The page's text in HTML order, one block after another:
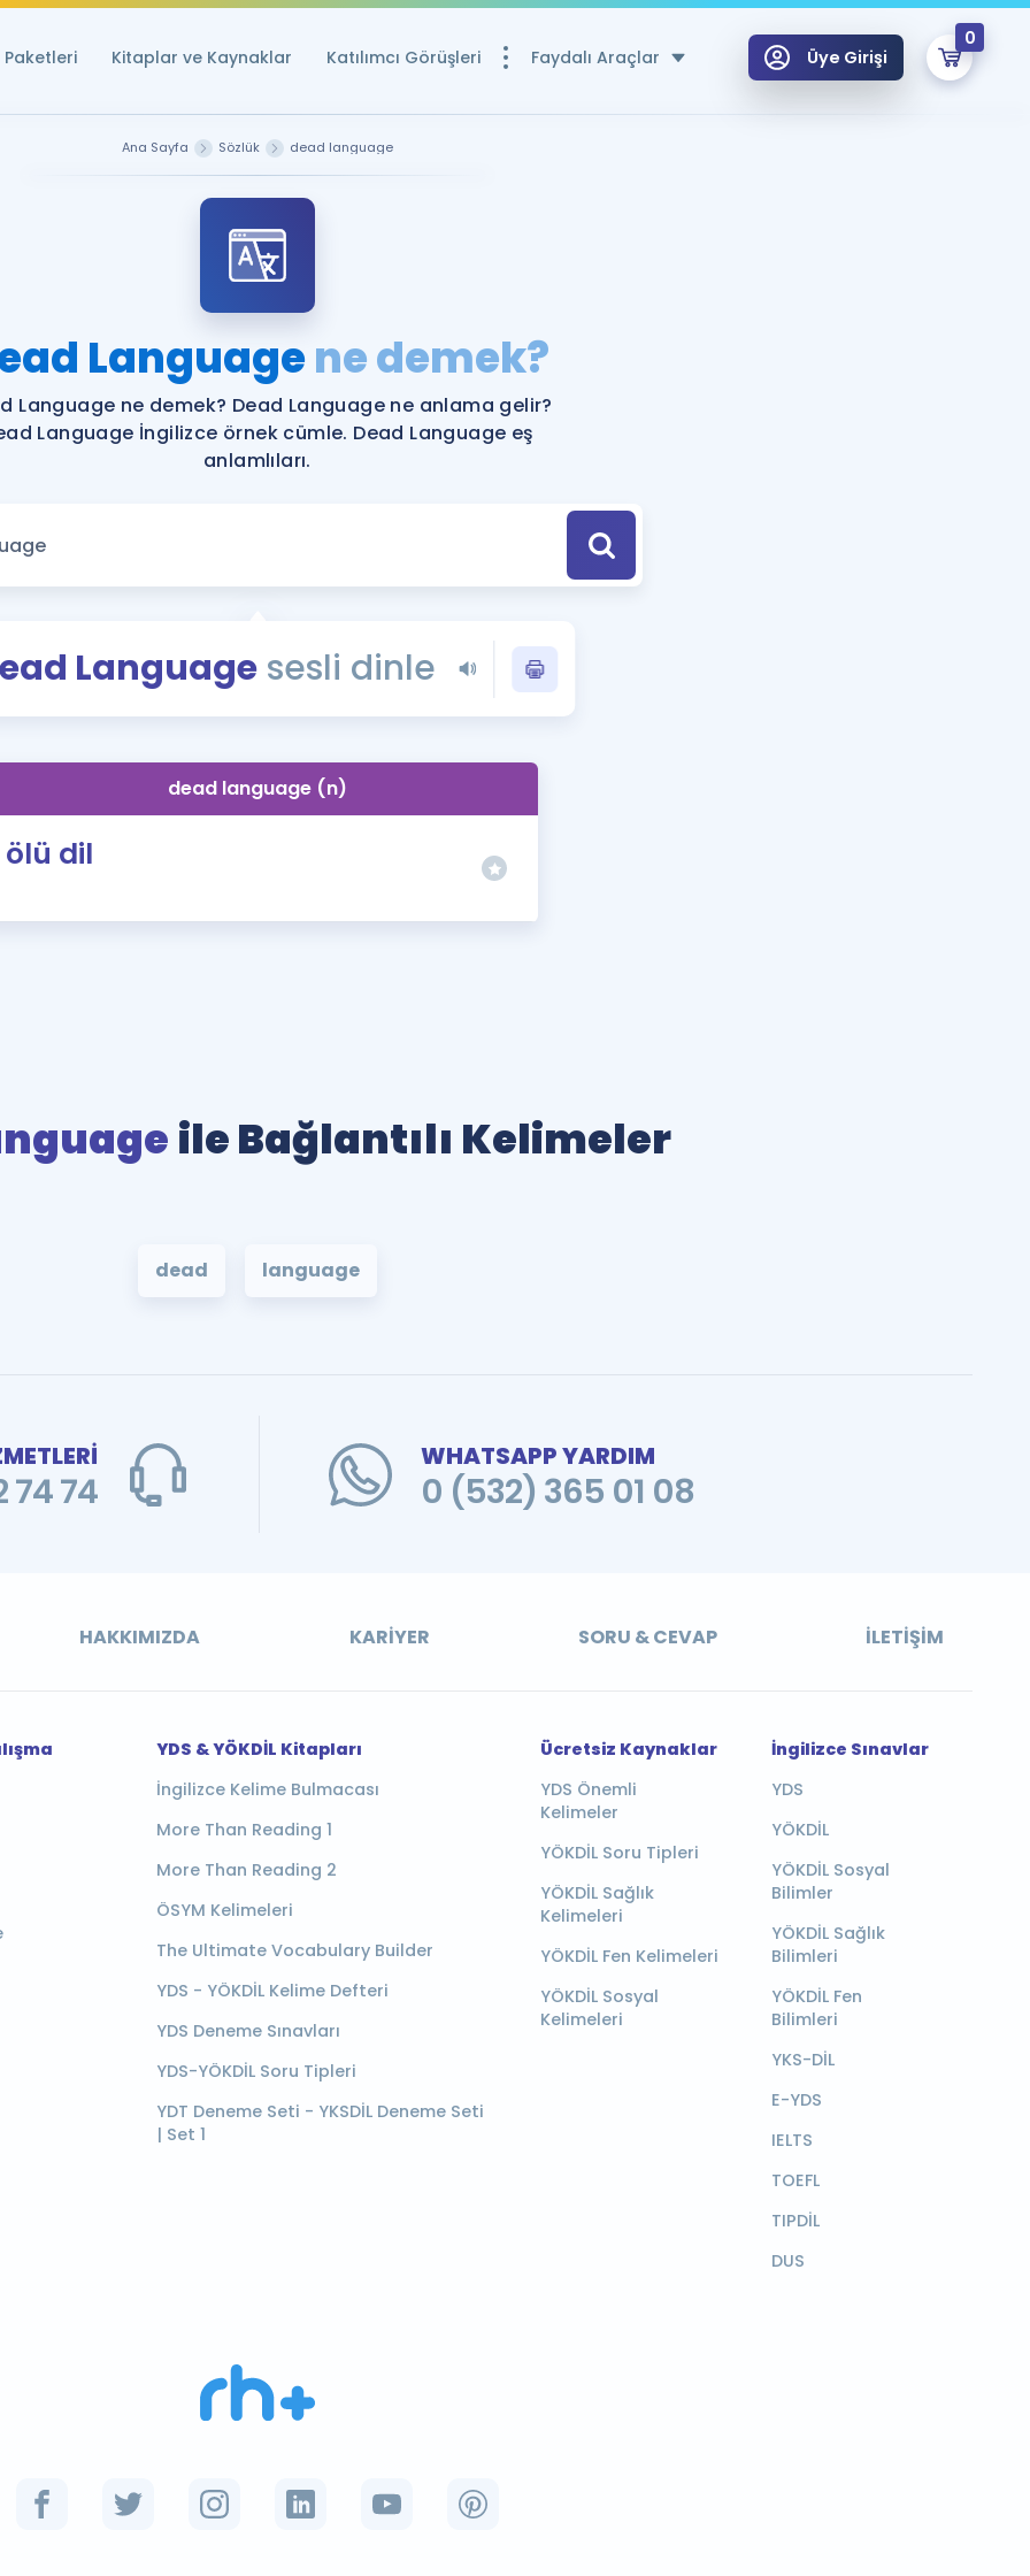
Paketleri Kitaplar ve Kaynaklar Katılımcı Görüşleri Faydalı Araçlar
Ücretsiz Kaynaklar
YDS ve YÖKDİL için Ücretsiz Kaynaklar
YDS ve YÖKDİL Puan Hesaplama Aracı
YDS ve YÖKDİL'e Hazırlananlar için Öneriler
Eğitim ve Kitaplara Özel Fırsatlar
YDS - YÖKDİL Tüm Sınavlarla İlgili Haberler
İngilizce Gramer
İngilizce Gramer ve Konu Anlatımı
Üye Girişi
0
Remzi Hoca ile seni sınava hazırlayacak onlarca eğitim seni bekliyor!
Ana Sayfa Sözlük dead language
Languagene demek?
Language ne demek? Dead Language ne anlama gelir?
Language İngilizce örnek cümle. Dead Language eş
anlamlıları.
Language sesli dinle
dead language (n)
ölü dil
ile Bağlantılı Kelimeler
dead language
74
WHATSAPP YARDIM
0 (532) 365 01 08
HAKKIMIZDA KARIYER SORU & CEVAP İLETIŞIM
YDS & YÖKDİL Kitapları
İngilizce Kelime Bulmacası
More Than Reading 1
More Than Reading 2
ÖSYM Kelimeleri
The Ultimate Vocabulary Builder
YDS - YÖKDİL Kelime Defteri
YDS Deneme Sınavları
YDS-YÖKDİL Soru Tipleri
YDT Deneme Seti - YKSDİL Deneme Seti
| Set 1
Ücretsiz Kaynaklar
YDS Önemli
Kelimeler
YÖKDİL Soru Tipleri
YÖKDİL Sağlık
Kelimeleri
YÖKDİL Fen Kelimeleri
YÖKDİL Sosyal
Kelimeleri
İngilizce Sınavlar
YDS
YÖKDİL
YÖKDİL Sosyal
Bilimler
YÖKDİL Sağlık
Bilimleri
YÖKDİL Fen
Bilimleri
YKS-DİL
E-YDS
IELTS
TOEFL
TIPDİL
DUS